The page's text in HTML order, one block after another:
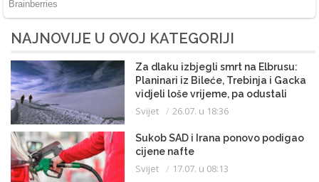
NAJNOVIJE U OVOJ KATEGORIJI
Za dlaku izbjegli smrt na Elbrusu:
Planinari iz Bileće, Trebinja i Gacka
vidjeli loše vrijeme, pa odustali
Svijet 26.07. u 18:36
Sukob SAD i Irana ponovo podigao
cijene nafte
Svijet 17.07. u 08:13